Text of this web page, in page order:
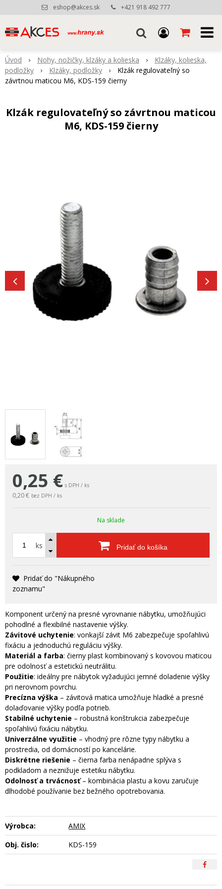
eshop@akces.sk +421 918 492 777
Úvod Nohy, nožičky, klzáky a kolieska
Klzáky, kolieska,
podložky
Klzáky, podložky
Klzák regulovateľný so
závrtnou maticou M6, KDS-159 čierny
Klzák regulovateľný so závrtnou maticou
M6, KDS-159 čierny
0,25 € s DPH / ks
0,20 € bez DPH / ks
Na sklade
ks Pridať do košíka
Pridať do "Nákupného
zoznamu"
Komponent určený na presné vyrovnanie nábytku, umožňujúci
pohodlné a flexibilné nastavenie výšky.
Závitové uchytenie: vonkajší závit M6 zabezpečuje spoľahlivú
fixáciu a jednoduchú reguláciu výšky.
Materiál a farba: čierny plast kombinovaný s kovovou maticou
pre odolnosť a estetickú neutrálitu.
Použitie: ideálny pre nábytok vyžadujúci jemné doladenie výšky
pri nerovnom povrchu.
Precízna výška – závitová matica umožňuje hladké a presné
dolaďovanie výšky podľa potrieb.
Stabilné uchytenie – robustná konštrukcia zabezpečuje
spoľahlivú fixáciu nábytku.
Univerzálne využitie – vhodný pre rôzne typy nábytku a
prostredia, od domácností po kancelárie.
Diskrétne riešenie – čierna farba nenápadne splýva s
podkladom a neznižuje estetiku nábytku.
Odolnosť a trvácnosť– kombinácia plastu a kovu zaručuje
dlhodobé používanie bez bežného opotrebovania.
Výrobca:
AMIX
Obj. čislo:
KDS-159